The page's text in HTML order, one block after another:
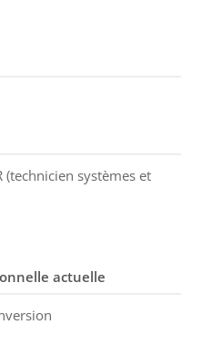
(technicien systèmes et
actuelle